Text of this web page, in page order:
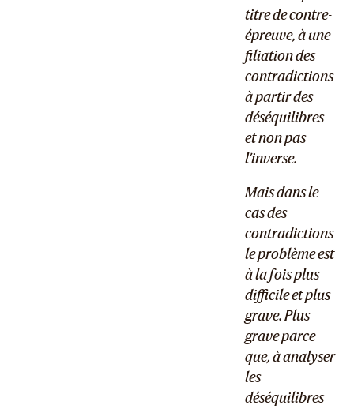
titre de contre-
épreuve, à une
filiation des
contradictions
à partir des
déséquilibres
et non pas
l’inverse.
Mais dans le
cas des
contradictions
le problème est
à la fois plus
difficile et plus
grave. Plus
grave parce
que, à analyser
les
déséquilibres